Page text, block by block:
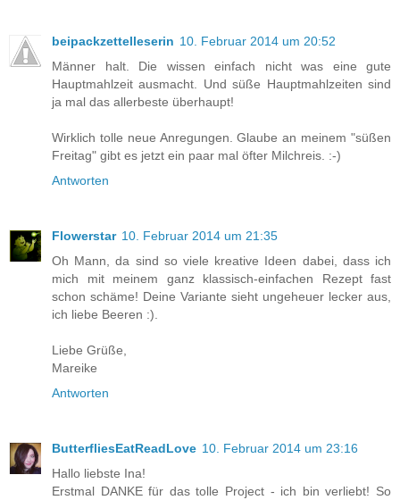
beipackzettelleserin 10. Februar 2014 um 20:52
Männer halt. Die wissen einfach nicht was eine gute
Hauptmahlzeit ausmacht. Und süße Hauptmahlzeiten sind
ja mal das allerbeste überhaupt!
Wirklich tolle neue Anregungen. Glaube an meinem "süßen
Freitag" gibt es jetzt ein paar mal öfter Milchreis. :-)
Antworten
Flowerstar 10. Februar 2014 um 21:35
Oh Mann, da sind so viele kreative Ideen dabei, dass ich
mich mit meinem ganz klassisch-einfachen Rezept fast
schon schäme! Deine Variante sieht ungeheuer lecker aus,
ich liebe Beeren :).
Liebe Grüße,
Mareike
Antworten
ButterfliesEatReadLove 10. Februar 2014 um 23:16
Hallo liebste Ina!
Erstmal DANKE für das tolle Project - ich bin verliebt! So